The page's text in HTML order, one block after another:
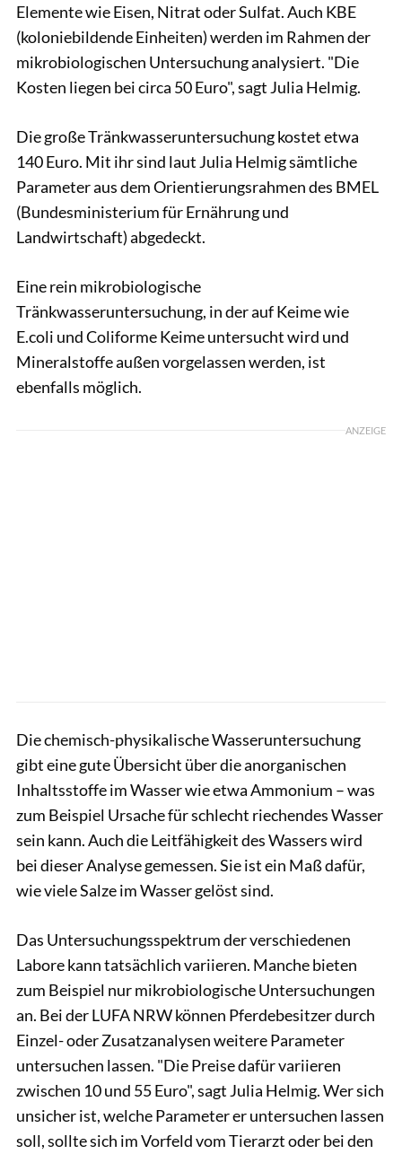
Elemente wie Eisen, Nitrat oder Sulfat. Auch KBE
(koloniebildende Einheiten) werden im Rahmen der
mikrobiologischen Untersuchung analysiert. "Die
Kosten liegen bei circa 50 Euro", sagt Julia Helmig.
Die große Tränkwasseruntersuchung kostet etwa
140 Euro. Mit ihr sind laut Julia Helmig sämtliche
Parameter aus dem Orientierungsrahmen des BMEL
(Bundesministerium für Ernährung und
Landwirtschaft) abgedeckt.
Eine rein mikrobiologische
Tränkwasseruntersuchung, in der auf Keime wie
E.coli und Coliforme Keime untersucht wird und
Mineralstoffe außen vorgelassen werden, ist
ebenfalls möglich.
ANZEIGE
Die chemisch-physikalische Wasseruntersuchung
gibt eine gute Übersicht über die anorganischen
Inhaltsstoffe im Wasser wie etwa Ammonium – was
zum Beispiel Ursache für schlecht riechendes Wasser
sein kann. Auch die Leitfähigkeit des Wassers wird
bei dieser Analyse gemessen. Sie ist ein Maß dafür,
wie viele Salze im Wasser gelöst sind.
Das Untersuchungsspektrum der verschiedenen
Labore kann tatsächlich variieren. Manche bieten
zum Beispiel nur mikrobiologische Untersuchungen
an. Bei der LUFA NRW können Pferdebesitzer durch
Einzel- oder Zusatzanalysen weitere Parameter
untersuchen lassen. "Die Preise dafür variieren
zwischen 10 und 55 Euro", sagt Julia Helmig. Wer sich
unsicher ist, welche Parameter er untersuchen lassen
soll, sollte sich im Vorfeld vom Tierarzt oder bei den